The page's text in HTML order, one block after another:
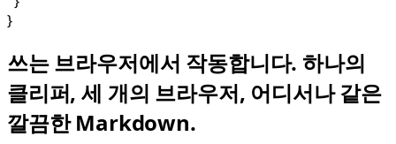
}
쓰는 브라우저에서 작동합니다. 하나의
클리퍼, 세 개의 브라우저, 어디서나 같은
깔끔한 Markdown.